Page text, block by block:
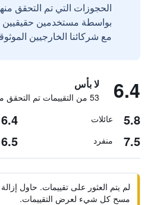
الحجوزات التي تم التحقق
مع شركائنا الخارجيين
6.4 لا بأس
53 من التقييمات تم التحقق منها
5.8 عائلات 6.4
7.5 منفرد 6.5
لم يتم العثور على تقييمات. حاول
مسح كل شيء لعرض التقييمات.